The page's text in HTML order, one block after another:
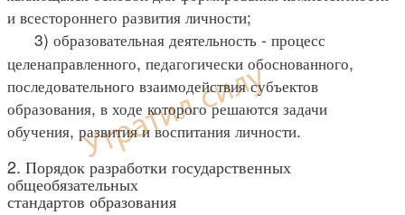
и всестороннего развития личности;
3) образовательная деятельность - процесс
целенаправленного, педагогически обоснованного,
последовательного взаимодействия субъектов
образования, в ходе которого решаются задачи
обучения, развития и воспитания личности.
2. Порядок разработки государственных
общеобязательных
стандартов образования